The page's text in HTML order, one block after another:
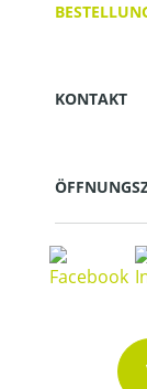
KONTAKT